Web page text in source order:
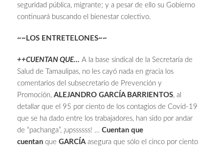
seguridad pública, migrante; y a pesar de ello su Gobierno
continuará buscando el bienestar colectivo.
~~LOS ENTRETELONES~~
++CUENTAN QUE… A la base sindical de la Secretaría de
Salud de Tamaulipas, no les cayó nada en gracia los
comentarios del subsecretario de Prevención y
Promoción, ALEJANDRO GARCÍA BARRIENTOS, al
detallar que el 95 por ciento de los contagios de Covid-19
que se ha dado entre los trabajadores, han sido por andar
de “pachanga”, ¡upssssss! … Cuentan que
cuentan que GARCÍAasegura que sólo el cinco por ciento